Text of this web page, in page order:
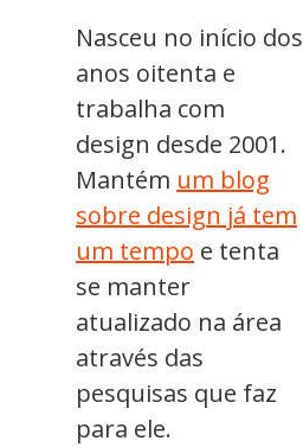
Nasceu no início dos
anos oitenta e
trabalha com
design desde 2001.
Mantém um blog
sobre design já tem
um tempo e tenta
se manter
atualizado na área
através das
pesquisas que faz
para ele.